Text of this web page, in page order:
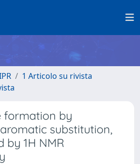
1 Articolo su rivista
formation by
substitution,
by 1H NMR